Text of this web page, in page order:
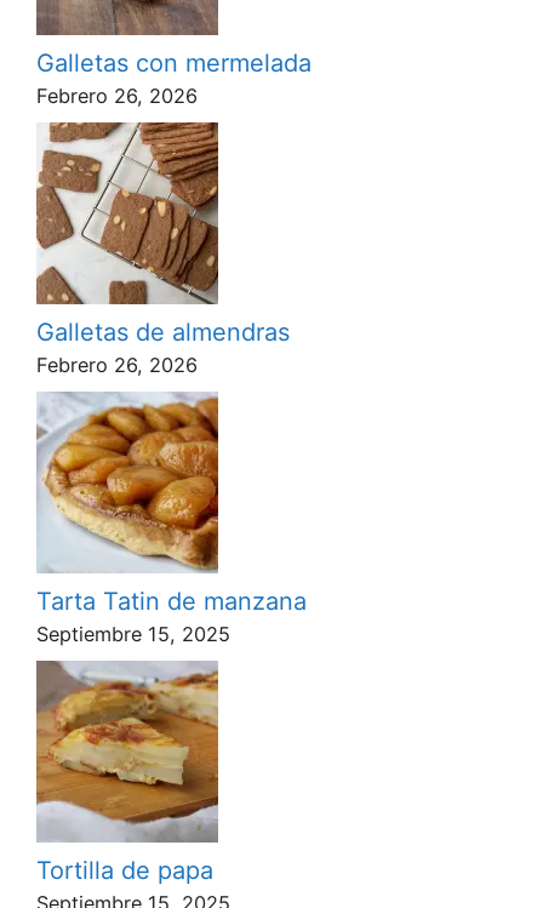
Galletas con mermelada
Febrero 26, 2026
Galletas de almendras
Febrero 26, 2026
Tarta Tatin de manzana
Septiembre 15, 2025
Tortilla de papa
Septiembre 15, 2025